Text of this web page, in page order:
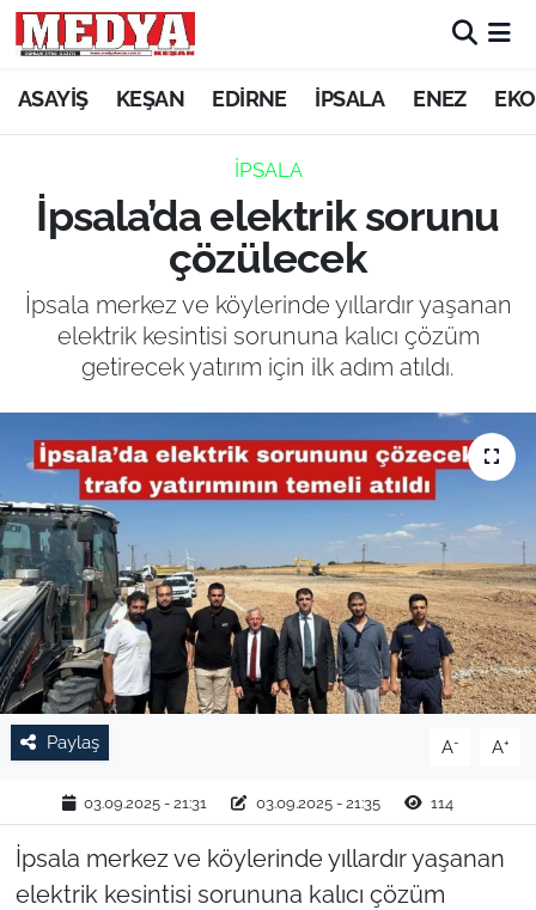
ASAYİŞ KEŞAN EDİRNE İPSALA ENEZ
İPSALA
İpsala’da elektrik sorunu
çözülecek
İpsala merkez ve köylerinde yıllardır yaşanan
elektrik kesintisi sorununa kalıcı çözüm
getirecek yatırım için ilk adım atıldı.
Paylaş A- A+
03.09.2025 - 21:31 03.09.2025 - 21:35 114
İpsala merkez ve köylerinde yıllardır yaşanan
elektrik kesintisi sorununa kalıcı çözüm
KEŞAN
ASAYİŞ
GÜNDEM
SAĞLIK
EĞİTİM
TARIM VE HAYVANCILIK
KÜLTÜR SANAT
RESMİ İLAN
SPOR
YAŞAM
EDİRNE